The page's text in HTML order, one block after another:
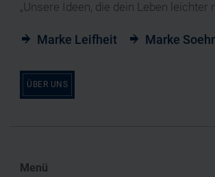
„Unsere Ideen, die dein Leben leichter
Marke Leifheit Marke
ÜBER UNS
Menü